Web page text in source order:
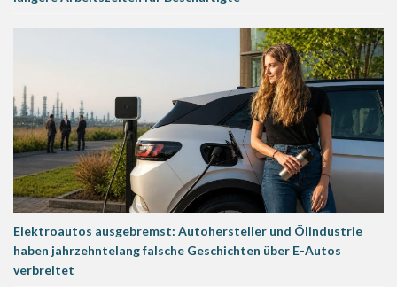
Elektroautos ausgebremst: Autohersteller und Ölindustrie
haben jahrzehntelang falsche Geschichten über E-Autos
verbreitet